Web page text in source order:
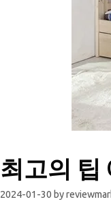
최고의 팁
2024-01-30 by